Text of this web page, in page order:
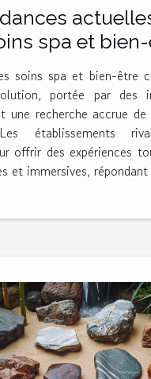
spa et
soins spa et bien-être
portée par des
une recherche accrue de
établissements
offrir des expériences
et immersives,